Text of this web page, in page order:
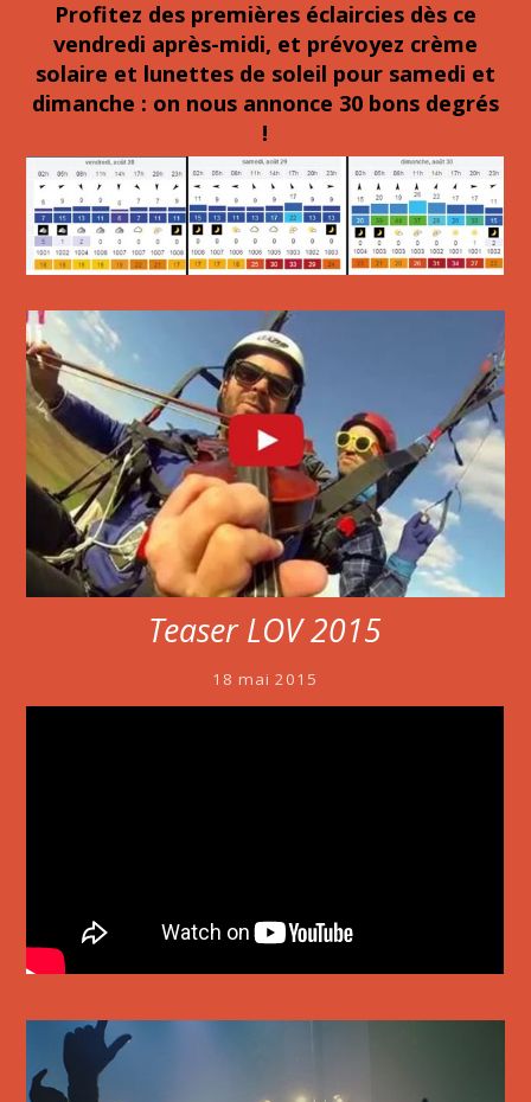
Profitez des premières éclaircies dès ce
vendredi après-midi, et prévoyez crème
solaire et lunettes de soleil pour samedi et
dimanche : on nous annonce 30 bons degrés
!
Teaser LOV 2015
18 mai 2015